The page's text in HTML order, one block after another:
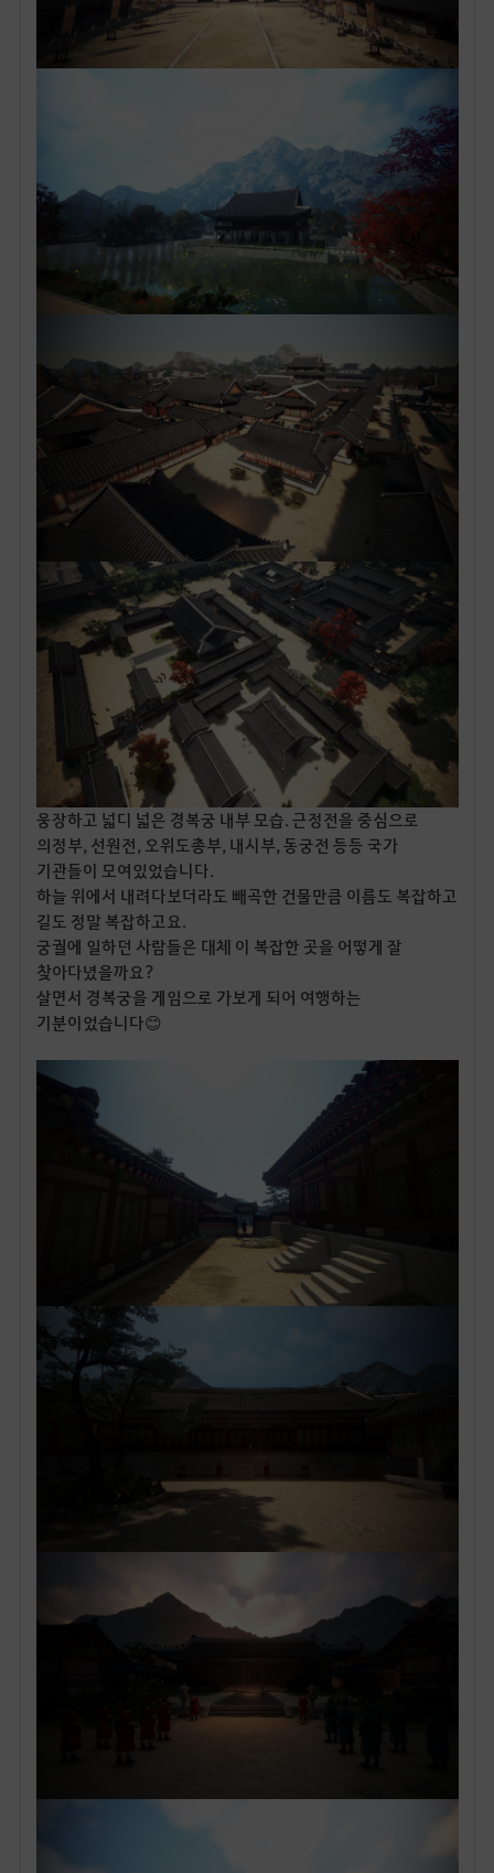
웅장하고 넓디 넓은 경복궁 내부 모습. 근정전을 중심으로
의정부, 선원전, 오위도총부, 내시부, 동궁전 등등 국가
기관들이 모여있었습니다.
하늘 위에서 내려다보더라도 빼곡한 건물만큼 이름도 복잡하고
길도 정말 복잡하고요.
궁궐에 일하던 사람들은 대체 이 복잡한 곳을 어떻게 잘
찾아다녔을까요?
살면서 경복궁을 게임으로 가보게 되어 여행하는
기분이었습니다😊